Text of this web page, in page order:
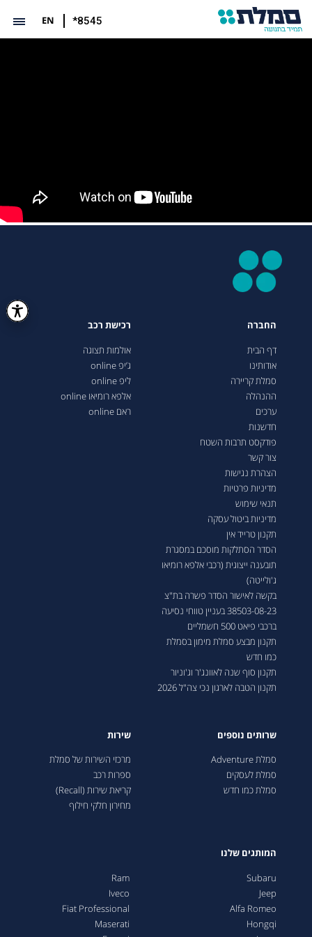
*8545
EN
החברה
דף הבית
אודותינו
סמלת קריירה
ההנהלה
ערכים
חדשנות
פודקסט תרבות השטח
צור קשר
הצהרת נגישות
מדיניות פרטיות
תנאי שימוש
מדיניות ביטול עסקה
תקנון טרייד אין
הסדר הסתלקות מוסכם במסגרת
תובענה ייצוגית (רכבי אלפא רומיאו
ג'ולייטה)
בקשה לאישור הסדר פשרה בת"צ
38503-08-23 בעניין טווחי נסיעה
ברכבי פיאט 500 חשמליים
תקנון מבצע סמלת מימון בסמלת
כמו חדש
תקנון סוף שנה לאוונג'ר וג'וניור
תקנון הטבה לארגון נכי צה"ל 2026
רכישת רכב
אולמות תצוגה
ג’יפ online
ליפ online
אלפא רומיאו online
ראם online
שרותים נוספים
סמלת Adventure
סמלת לעסקים
סמלת כמו חדש
שירות
מרכזי השירות של סמלת
ספרות רכב
קריאת שירות (Recall)
מחירון חלקי חילוף
המותגים שלנו
Subaru
Jeep
Alfa Romeo
Hongqi
Ram
Iveco
Fiat Professional
Maserati